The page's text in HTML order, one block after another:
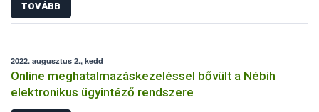
TOVÁBB
2022. augusztus 2., kedd
Online meghatalmazáskezeléssel bővült a Nébih
elektronikus ügyintéző rendszere